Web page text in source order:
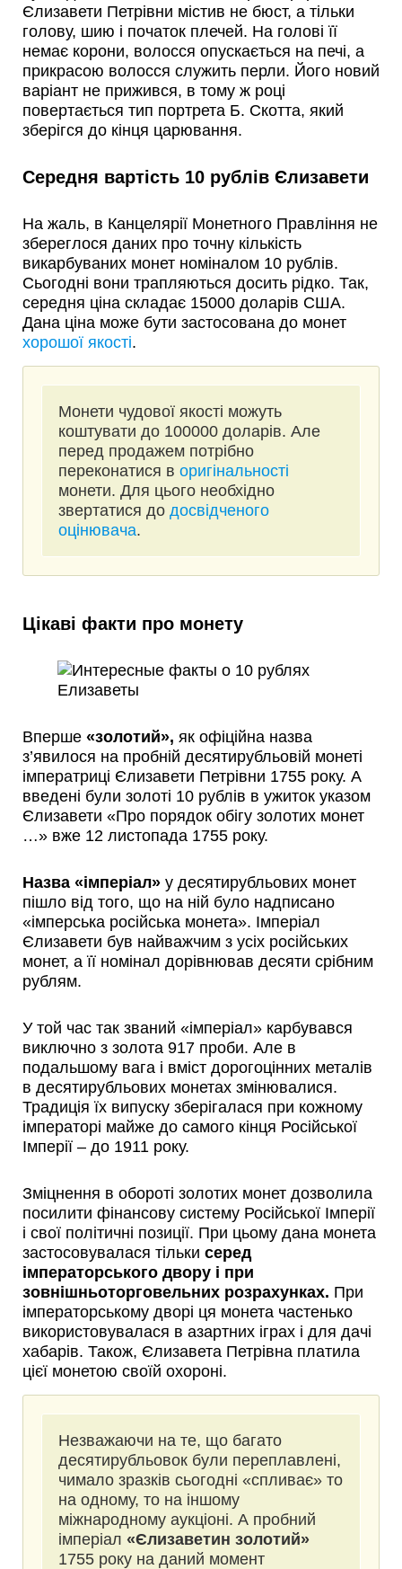
Єлизавети Петрівни містив не бюст, а тільки
голову, шию і початок плечей. На голові її
немає корони, волосся опускається на печі, а
прикрасою волосся служить перли. Його новий
варіант не прижився, в тому ж році
повертається тип портрета Б. Скотта, який
зберігся до кінця царювання.
Середня вартість 10 рублів Єлизавети
На жаль, в Канцелярії Монетного Правління не
збереглося даних про точну кількість
викарбуваних монет номіналом 10 рублів.
Сьогодні вони трапляються досить рідко. Так,
середня ціна складає 15000 доларів США.
Дана ціна може бути застосована до монет
хорошої якості.
Монети чудової якості можуть
коштувати до 100000 доларів. Але
перед продажем потрібно
переконатися в оригінальності
монети. Для цього необхідно
звертатися до досвідченого
оцінювача.
Цікаві факти про монету
Вперше «золотий», як офіційна назва
з’явилося на пробній десятирубльовій монеті
імператриці Єлизавети Петрівни 1755 року. А
введені були золоті 10 рублів в ужиток указом
Єлизавети «Про порядок обігу золотих монет
…» вже 12 листопада 1755 року.
Назва «імперіал» у десятирубльових монет
пішло від того, що на ній було надписано
«імперська російська монета». Імперіал
Єлизавети був найважчим з усіх російських
монет, а її номінал дорівнював десяти срібним
рублям.
У той час так званий «імперіал» карбувався
виключно з золота 917 проби. Але в
подальшому вага і вміст дорогоцінних металів
в десятирубльових монетах змінювалися.
Традиція їх випуску зберігалася при кожному
імператорі майже до самого кінця Російської
Імперії – до 1911 року.
Зміцнення в обороті золотих монет дозволила
посилити фінансову систему Російської Імперії
і свої політичні позиції. При цьому дана монета
застосовувалася тільки серед
імператорського двору і при
зовнішньоторговельних розрахунках. При
імператорському дворі ця монета частенько
використовувалася в азартних іграх і для дачі
хабарів. Також, Єлизавета Петрівна платила
цієї монетою своїй охороні.
Незважаючи на те, що багато
десятирубльовок були переплавлені,
чимало зразків сьогодні «спливає» то
на одному, то на іншому
міжнародному аукціоні. А пробний
імперіал «Єлизаветин золотий»
1755 року на даний момент